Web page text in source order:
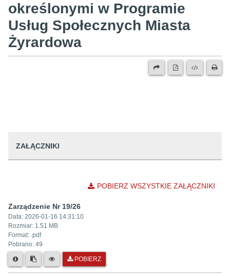
określonymi w Programie
Usług Społecznych Miasta
Żyrardowa
ZAŁĄCZNIKI
POBIERZ WSZYSTKIE ZAŁĄCZNIKI
Zarządzenie Nr 19/26
Data: 2026-01-16 14:31:10
Rozmiar: 1.51 MB
Format: .pdf
Pobrano: 49
POBIERZ